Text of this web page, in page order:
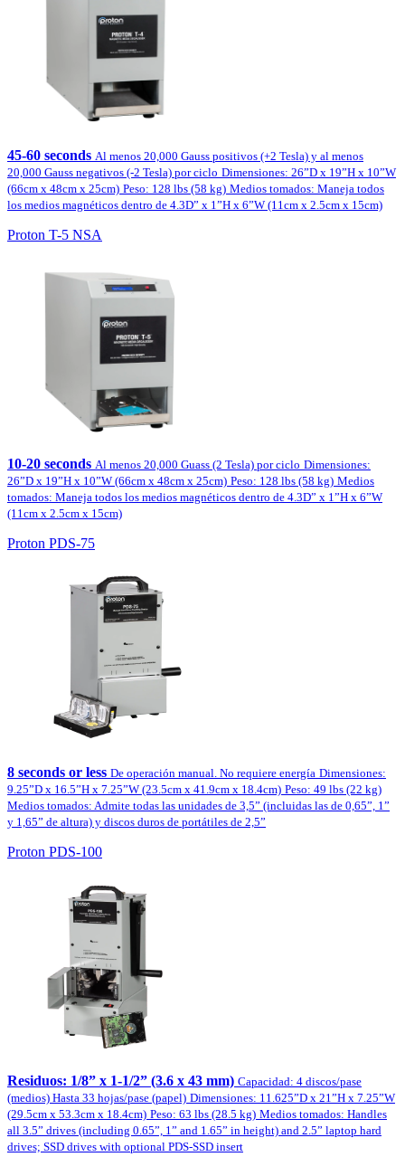
45-60 seconds Al menos 20,000 Gauss positivos (+2 Tesla) y al menos
20,000 Gauss negativos (-2 Tesla) por ciclo Dimensiones: 26”D x 19”H x 10”W
(66cm x 48cm x 25cm) Peso: 128 lbs (58 kg) Medios tomados: Maneja todos
los medios magnéticos dentro de 4.3D” x 1”H x 6”W (11cm x 2.5cm x 15cm)
Proton T-5 NSA
10-20 seconds Al menos 20,000 Guass (2 Tesla) por ciclo Dimensiones:
26”D x 19”H x 10”W (66cm x 48cm x 25cm) Peso: 128 lbs (58 kg) Medios
tomados: Maneja todos los medios magnéticos dentro de 4.3D” x 1”H x 6”W
(11cm x 2.5cm x 15cm)
Proton PDS-75
8 seconds or less De operación manual. No requiere energía Dimensiones:
9.25”D x 16.5”H x 7.25”W (23.5cm x 41.9cm x 18.4cm) Peso: 49 lbs (22 kg)
Medios tomados: Admite todas las unidades de 3,5” (incluidas las de 0,65”, 1”
y 1,65” de altura) y discos duros de portátiles de 2,5”
Proton PDS-100
Residuos: 1/8” x 1-1/2” (3.6 x 43 mm) Capacidad: 4 discos/pase
(medios) Hasta 33 hojas/pase (papel) Dimensiones: 11.625”D x 21”H x 7.25”W
(29.5cm x 53.3cm x 18.4cm) Peso: 63 lbs (28.5 kg) Medios tomados: Handles
all 3.5” drives (including 0.65”, 1” and 1.65” in height) and 2.5” laptop hard
drives; SSD drives with optional PDS-SSD insert